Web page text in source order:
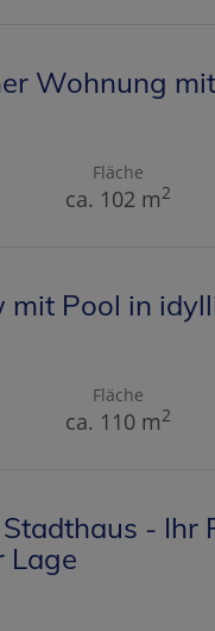
Wohnung
Fläche
ca. 102 m2
Pool in
Fläche
ca. 110 m2
-
Lage